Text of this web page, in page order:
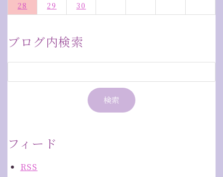
28
29 30
ブログ内検索
フィード
RSS